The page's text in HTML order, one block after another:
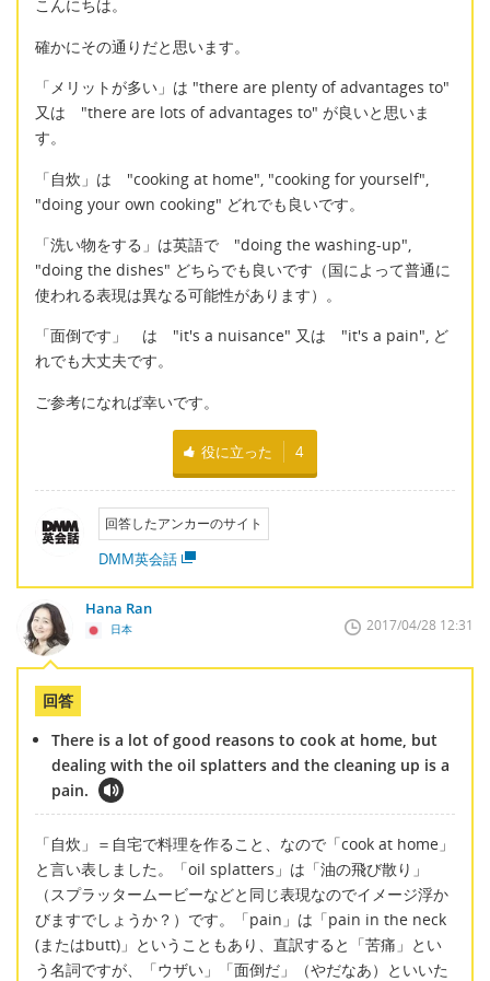
こんにちは。
確かにその通りだと思います。
「メリットが多い」は "there are plenty of advantages to"
又は "there are lots of advantages to" が良いと思いま
す。
「自炊」は "cooking at home", "cooking for yourself",
"doing your own cooking" どれでも良いです。
「洗い物をする」は英語で "doing the washing-up",
"doing the dishes" どちらでも良いです（国によって普通に
使われる表現は異なる可能性があります）。
「面倒です」 は "it's a nuisance" 又は "it's a pain", ど
れでも大丈夫です。
ご参考になれば幸いです。
役に立った 4
回答したアンカーのサイト
DMM英会話
Hana Ran
日本 2017/04/28 12:31
回答
There is a lot of good reasons to cook at home, but
dealing with the oil splatters and the cleaning up is a
pain.
「自炊」＝自宅で料理を作ること、なので「cook at home」
と言い表しました。「oil splatters」は「油の飛び散り」
（スプラッタームービーなどと同じ表現なのでイメージ浮か
びますでしょうか？）です。「pain」は「pain in the neck
(またはbutt)」ということもあり、直訳すると「苦痛」とい
う名詞ですが、「ウザい」「面倒だ」（やだなあ）といいた